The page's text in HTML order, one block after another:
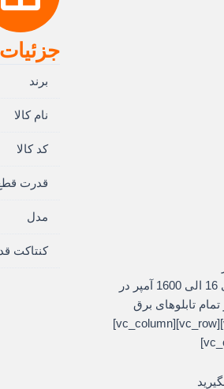
کلیدهای اتوماتیک اشنایدر در سری های متنوع در جریان های 16 الی 1600 آمپر در
تابلوهای برق
استفاده می شود[/vc_column_text][/vc_column][/vc_row][vc_row][vc_column]
برند
نام کالا
کد کالا
قدرت
مدل
کنتاکت